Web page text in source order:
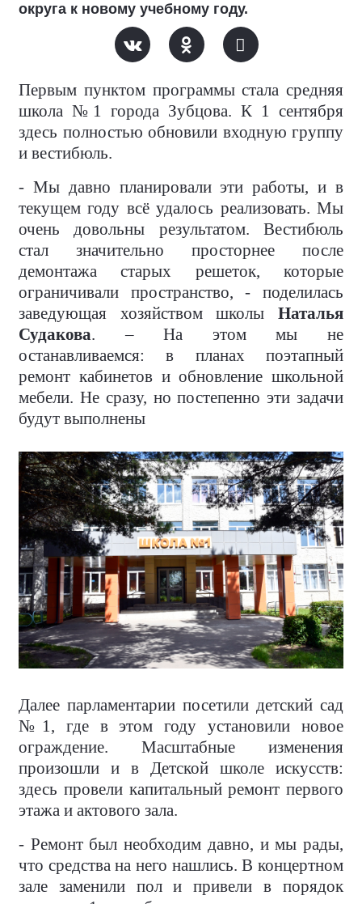
округа к новому учебному году.
Первым пунктом программы стала средняя
школа №1 города Зубцова. К 1 сентября
здесь полностью обновили входную группу
и вестибюль.
- Мы давно планировали эти работы, и в
текущем году всё удалось реализовать. Мы
очень довольны результатом. Вестибюль
стал значительно просторнее после
демонтажа старых решеток, которые
ограничивали пространство, - поделилась
заведующая хозяйством школы Наталья
Судакова. – На этом мы не
останавливаемся: в планах поэтапный
ремонт кабинетов и обновление школьной
мебели. Не сразу, но постепенно эти задачи
будут выполнены
Далее парламентарии посетили детский сад
№1, где в этом году установили новое
ограждение. Масштабные изменения
произошли и в Детской школе искусств:
здесь провели капитальный ремонт первого
этажа и актового зала.
- Ремонт был необходим давно, и мы рады,
что средства на него нашлись. В концертном
зале заменили пол и привели в порядок